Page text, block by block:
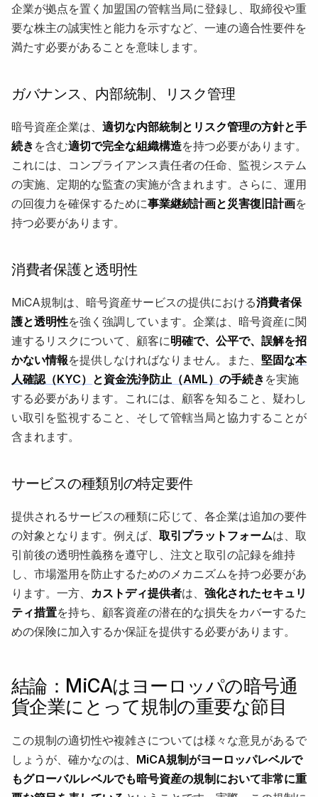
企業が拠点を置く加盟国の管轄当局に登録し、取締役や重
要な株主の誠実性と能力を示すなど、一連の適合性要件を
満たす必要があることを意味します。
ガバナンス、内部統制、リスク管理
暗号資産企業は、 適切な内部統制とリスク管理の方針と手
続き を含む適切で完全な組織構造を持つ必要があります。
これには、コンプライアンス責任者の任命、監視システム
の実施、定期的な監査の実施が含まれます。さらに、運用
の回復力を確保するために事業継続計画と災害復旧計画を
持つ必要があります。
消費者保護と透明性
MiCA規制は、暗号資産サービスの提供における消費者保
護と透明性を強く強調しています。企業は、暗号資産に関
連するリスクについて、顧客に明確で、公平で、誤解を招
かない情報を提供しなければなりません。また、 堅固な本
人確認（KYC） と資金洗浄防止（AML） の手続き を実施
する必要があります。これには、顧客を知ること、疑わし
い取引を監視すること、そして管轄当局と協力することが
含まれます。
サービスの種類別の特定要件
提供されるサービスの種類に応じて、各企業は追加の要件
の対象となります。例えば、 取引プラットフォームは、取
引前後の透明性義務を遵守し、注文と取引の記録を維持
し、市場濫用を防止するためのメカニズムを持つ必要があ
ります。一方、 カストディ提供者は、 強化されたセキュリ
ティ措置を持ち、顧客資産の潜在的な損失をカバーするた
めの保険に加入するか保証を提供する必要があります。
結論：MiCAはヨーロッパの暗号通
貨企業にとって規制の重要な節目
この規制の適切性や複雑さについては様々な意見があるで
しょうが、確かなのは、 MiCA規制がヨーロッパレベルで
もグローバルレベルでも暗号資産の規制において非常に重